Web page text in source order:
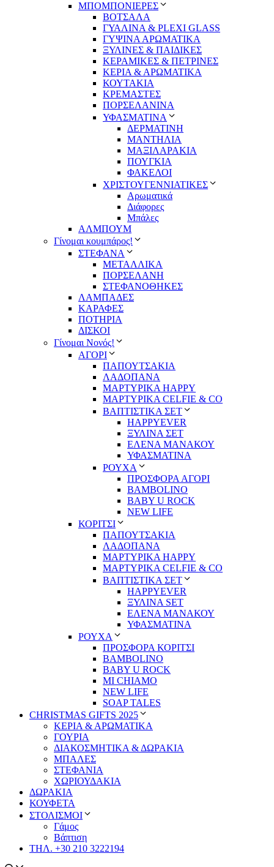
ΜΠΟΜΠΟΝΙΕΡΕΣ
ΒΟΤΣΑΛΑ
ΓΥΑΛΙΝΑ & PLEXI GLASS
ΓΥΨΙΝΑ ΑΡΩΜΑΤΙΚΑ
ΞΥΛΙΝΕΣ & ΠΑΙΔΙΚΕΣ
ΚΕΡΑΜΙΚΕΣ & ΠΕΤΡΙΝΕΣ
ΚΕΡΙΑ & ΑΡΩΜΑΤΙΚΑ
ΚΟΥΤΑΚΙΑ
ΚΡΕΜΑΣΤΕΣ
ΠΟΡΣΕΛΑΝΙΝΑ
ΥΦΑΣΜΑΤΙΝA
ΔΕΡΜΑΤΙΝΗ
ΜΑΝΤΗΛΙΑ
ΜΑΞΙΛΑΡΑΚΙΑ
ΠΟΥΓΚΙΑ
ΦΑΚΕΛΟΙ
ΧΡΙΣΤΟΥΓΕΝΝΙΑΤΙΚΕΣ
Αρωματικά
Διάφορες
Μπάλες
ΑΛΜΠΟΥΜ
Γίνομαι κουμπάρος!
ΣΤΕΦΑΝΑ
ΜΕΤΑΛΛΙΚΑ
ΠΟΡΣΕΛΑΝΗ
ΣΤΕΦΑΝΟΘΗΚΕΣ
ΛΑΜΠΑΔΕΣ
ΚΑΡΑΦΕΣ
ΠΟΤΗΡΙΑ
ΔΙΣΚΟΙ
Γίνομαι Νονός!
ΑΓΟΡΙ
ΠΑΠΟΥΤΣΑΚΙΑ
ΛΑΔΟΠΑΝΑ
ΜΑΡΤΥΡΙΚΑ HAPPY
ΜΑΡΤΥΡΙΚΑ CELFIE & CO
ΒΑΠΤΙΣΤΙΚΑ ΣΕΤ
HAPPYEVER
ΞΥΛΙΝΑ ΣΕΤ
ΕΛΕΝΑ ΜΑΝΑΚΟΥ
ΥΦΑΣΜΑΤΙΝΑ
ΡΟΥΧΑ
ΠΡΟΣΦΟΡΑ ΑΓΟΡΙ
BAMBOLINO
BABY U ROCK
NEW LIFE
ΚΟΡΙΤΣΙ
ΠΑΠΟΥΤΣΑΚΙΑ
ΛΑΔΟΠΑΝΑ
ΜΑΡΤΥΡΙΚΑ HAPPY
ΜΑΡΤΥΡΙΚΑ CELFIE & CO
ΒΑΠΤΙΣΤΙΚΑ ΣΕΤ
HAPPYEVER
ΞΥΛΙΝΑ SET
ΕΛΕΝΑ ΜΑΝΑΚΟΥ
ΥΦΑΣΜΑΤΙΝΑ
ΡΟΥΧΑ
ΠΡΟΣΦΟΡΑ ΚΟΡΙΤΣΙ
BAMBOLINO
BABY U ROCK
MI CHIAMO
NEW LIFE
SOAP TALES
CHRISTMAS GIFTS 2025
ΚΕΡΙΑ & ΑΡΩΜΑΤΙΚΑ
ΓΟΥΡΙΑ
ΔΙΑΚΟΣΜΗΤΙΚΑ & ΔΩΡΑΚΙΑ
ΜΠΑΛΕΣ
ΣΤΕΦΑΝΙΑ
ΧΩΡΙΟΥΔΑΚΙΑ
ΔΩΡΑΚΙΑ
ΚΟΥΦΕΤΑ
ΣΤΟΛΙΣΜΟΙ
Γάμος
Βάπτιση
ΤΗΛ. +30 210 3222194